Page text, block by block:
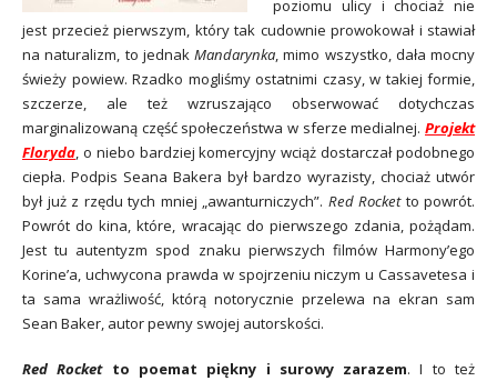
poziomu ulicy i chociaż nie
jest przecież pierwszym, który tak cudownie prowokował i stawiał
na naturalizm, to jednak Mandarynka, mimo wszystko, dała mocny
świeży powiew. Rzadko mogliśmy ostatnimi czasy, w takiej formie,
szczerze, ale też wzruszająco obserwować dotychczas
marginalizowaną część społeczeństwa w sferze medialnej. Projekt
Floryda, o niebo bardziej komercyjny wciąż dostarczał podobnego
ciepła. Podpis Seana Bakera był bardzo wyrazisty, chociaż utwór
był już z rzędu tych mniej „awanturniczych”. Red Rocketto powrót.
Powrót do kina, które, wracając do pierwszego zdania, pożądam.
Jest tu autentyzm spod znaku pierwszych filmów Harmony’ego
Korine’a, uchwycona prawda w spojrzeniu niczym u Cassavetesa i
ta sama wrażliwość, którą notorycznie przelewa na ekran sam
Sean Baker, autor pewny swojej autorskości.
Red Rocketto poemat piękny i surowy zarazem. I to też